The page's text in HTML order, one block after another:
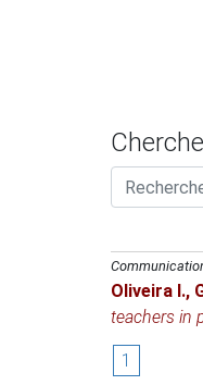
Oliveira I.,
teachers in
1